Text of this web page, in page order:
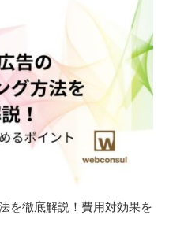
を徹底解説！費用対効果を